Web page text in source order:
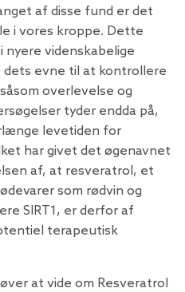
af disse fund er det
i vores kroppe. Dette
videnskabelige
dets evne til at kontrollere
overlevelse og
tyder endda på,
levetiden for
har givet det øgenavnet
af, at resveratrol, et
som rødvin og
SIRT1, er derfor af
terapeutisk
at vide om Resveratrol